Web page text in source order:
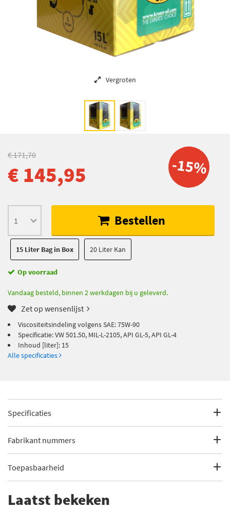
Vergroten
-15%
€ 171,70
€ 145,95
Bestellen
15 Liter Bag in Box 20 Liter Kan
Op voorraad
Vandaag besteld, binnen 2 werkdagen bij u geleverd.
Zet op wensenlijst
Viscositeitsindeling volgens SAE: 75W-90
Specificatie: VW 501.50, MIL-L-2105, API GL-5, API GL-4
Inhoud [liter]: 15
Alle specificaties
Specificaties
Fabrikantcode
Categorie
Cardan olie
Bekijk meer
Kroon Oil Cardan olie
Fabrikant nummers
75W-90
API GL-4/5
MIL-L-2105
Toepasbaarheid
Laatst bekeken